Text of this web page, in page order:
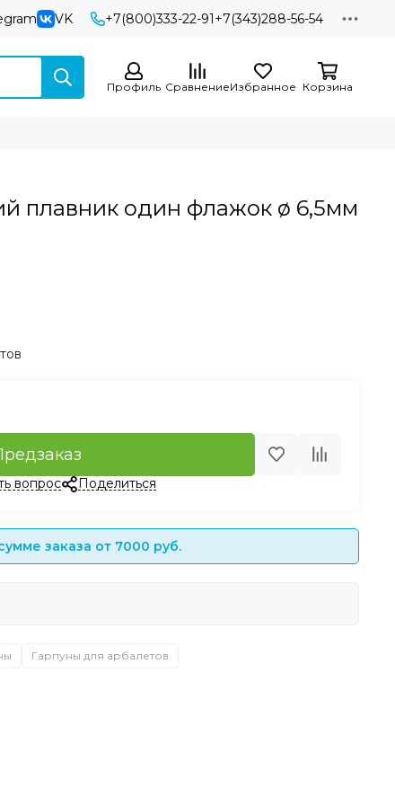
VK +7(800)333-22-91+7(343)288-56-54
Профиль СравнениеИзбранное Корзина
плавник один флажок ø 6,5мм
вопрос Поделиться
заказа от 7000 руб.
Гарпуны для арбалетов